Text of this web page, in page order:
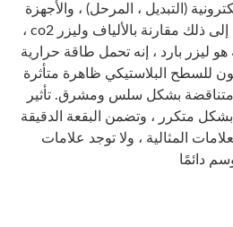
(التبديل ، المرحل) ، والأجهزة
المنزلية الشائعة ، PCB وما إلى ذلك مقارنة بالألياف وليزر co2 ،
ليزر بارد ، إنه تحمل طاقة حرارية
للسطح البلاستيكي ظاهرة متأثرة
متناقضة بشكل سلس ومشرق. تأثير
متكرر ، وتضمن البقعة الدقيقة
المثالية ، ولا توجد علامات
دائمًا